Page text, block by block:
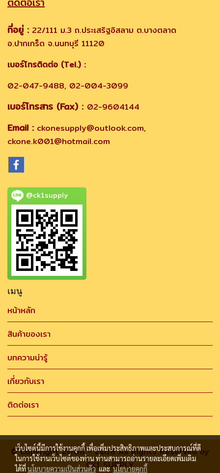
ที่อยู่ : 22/111 ม.3 ถ.ประเสริฐอิสลาม ต.บางตลาด
อ.ปากเกร็ด จ.นนทบุรี 11120
เบอร์โทรติดต่อ (Tel.) :
02-047-9488, 02-004-3099
เบอร์โทรสาร (Fax) : 02-9604144
Email : ckonesupply@outlook.com,
ckone.k001@hotmail.com
@ck1supply
เมนู
หน้าหลัก
สินค้าของเรา
บทความน่ารู้
เกี่ยวกับเรา
ติดต่อเรา
© Copyright 2008 - 2018 All Rights Reserved by
CK1 SUPPLY
เว็บไซต์นี้มีการใช้งานคุกกี้ เพื่อเพิ่มประสิทธิภาพและประสบการณ์ที่ดี
ในการใช้งานเว็บไซต์ของท่าน ท่านสามารถอ่านรายละเอียดเพิ่มเติม
ได้ที่นโยบายความเป็นส่วนตัวและนโยบายคุกกี้